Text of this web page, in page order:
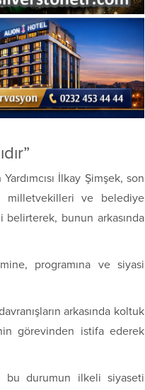
İlkay Şimşek, son
milletvekilleri ve belediye
belirterek, bunun arkasında
programına ve siyasi
arkasında koltuk
görevinden istifa ederek
bu durumun ilkeli siyaseti